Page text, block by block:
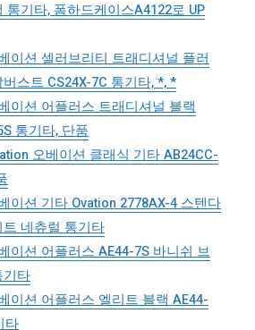
통기타, 폼하드케이스A4122로 UP
이션 셀러브리티 트래디셔널 플러
스트 CS24X-7C 통기타, *, *
이션 어플러스 트래디셔널 블랙
통기타, 단품
오베이션 클래식 기타 AB24CC-
이션 기타 Ovation 2778AX-4 스텐다
네츄럴 통기타
이션 어플러스 AE44-7S 바니쉬 브
기타
이션 어플러스 엘리트 블랙 AE44-
타